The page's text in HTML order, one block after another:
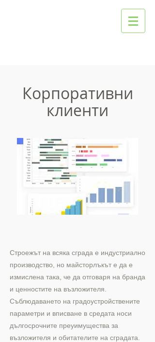
Корпоративни
клиенти
Строежът на всяка сграда е индустриално
производство, но майсторлъкът е да е
измислена така, че да отговаря на бранда
и ценностите на възложителя.
Съблюдаването на градоустройствените
параметри и вписване в средата носи
дългосрочните преуимущества за
възложителя и обитателите на сградата.